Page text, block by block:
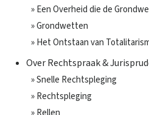
» Een Overheid die de
» Grondwetten
» Het Ontstaan van
Over Rechtspraak &
» Snelle Rechtspleging
» Rechtspleging